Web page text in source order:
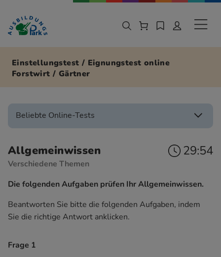
Zur Navigation springen
Zu den Hauptinhalten springen
Einstellungstest / Eignungstest online
Forstwirt / Gärtner
Beliebte Online-Tests